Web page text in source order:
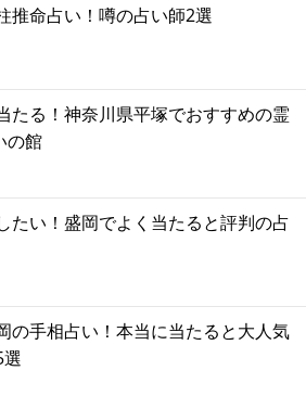
推命占い！噂の占い師2選
たる！神奈川県平塚でおすすめの霊
の館
たい！盛岡でよく当たると評判の占
の手相占い！本当に当たると大人気